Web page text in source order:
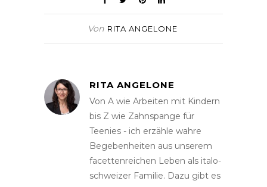
Von RITA ANGELONE
RITA ANGELONE
Von A wie Arbeiten mit Kindern
bis Z wie Zahnspange für
Teenies - ich erzähle wahre
Begebenheiten aus unserem
facettenreichen Leben als italo-
schweizer Familie. Dazu gibt es